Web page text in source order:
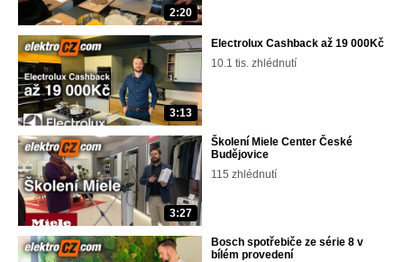
2:20
3:13
Electrolux Cashback až 19 000Kč
10.1 tis. zhlédnutí
3:27
Školení Miele Center České
Budějovice
115 zhlédnutí
Bosch spotřebiče ze série 8 v
bílém provedení